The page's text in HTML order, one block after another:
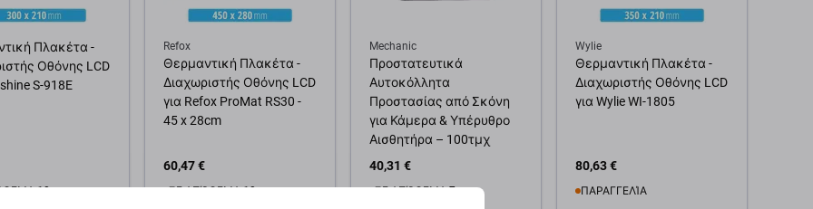
Πλακέτα -
Οθόνης LCD
S-918E
10+ τεμ
Refox
Θερμαντική Πλακέτα -
Διαχωριστής Οθόνης LCD
για Refox ProMat RS30 -
45 x 28cm
60,47 €
ΣΕ ΑΠΌΘΕΜΑ 10+ τεμ
Mechanic
Προστατευτικά
Αυτοκόλλητα
Προστασίας από Σκόνη
για Κάμερα & Υπέρυθρο
Αισθητήρα – 100τμχ
40,31 €
ΣΕ ΑΠΌΘΕΜΑ 7 τεμ
Wylie
Θερμαντική Πλακέτα -
Διαχωριστής Οθόνης LCD
για Wylie WI-1805
80,63 €
ΠΑΡΑΓΓΕΛΊΑ